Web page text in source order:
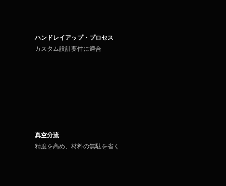
ハンドレイアップ・プロセス
カスタム設計要件に適合
真空分流
精度を高め、材料の無駄を省く